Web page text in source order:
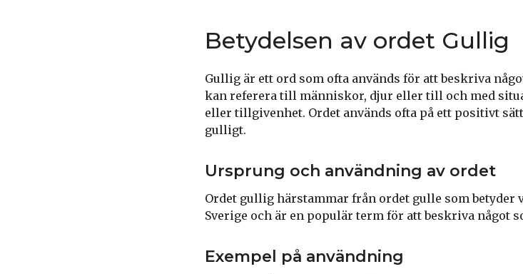
Betydelsen av ordet Gullig
Gullig är ett ord som ofta används för att beskriva
kan referera till människor, djur eller till och med
eller tillgivenhet. Ordet används ofta på ett positivt
gulligt.
Ursprung och användning av ordet
Ordet gullig härstammar från ordet gulle som betyder
Sverige och är en populär term för att beskriva något
Exempel på användning